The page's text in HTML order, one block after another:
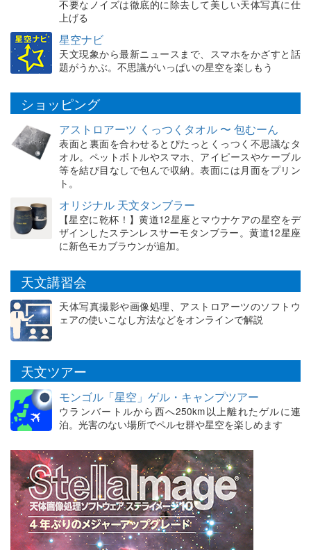
不要なノイズは徹底的に除去して美しい天体写真に仕
上げる
星空ナビ
天文現象から最新ニュースまで、スマホをかざすと話
題がうかぶ。不思議がいっぱいの星空を楽しもう
ショッピング
アストロアーツ くっつくタオル 〜 包むーん
表面と裏面を合わせるとぴたっとくっつく不思議なタ
オル。ペットボトルやスマホ、アイピースやケーブル
等を結び目なしで包んで収納。表面には月面をプリン
ト。
オリジナル 天文タンブラー
【星空に乾杯！】黄道12星座とマウナケアの星空をデ
ザインしたステンレスサーモタンブラー。黄道12星座
に新色モカブラウンが追加。
天文講習会
天体写真撮影や画像処理、アストロアーツのソフトウ
ェアの使いこなし方法などをオンラインで解説
天文ツアー
モンゴル「星空」ゲル・キャンプツアー
ウランバートルから西へ250km以上離れたゲルに連
泊。光害のない場所でペルセ群や星空を楽しめます